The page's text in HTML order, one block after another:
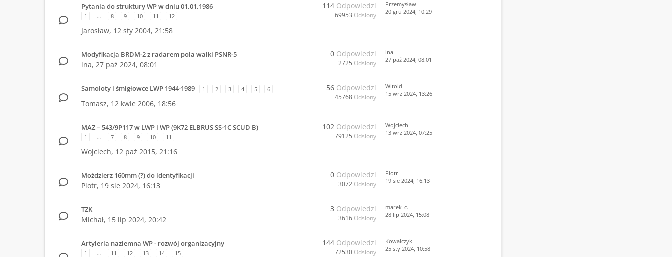
Pytania do struktury WP w dniu 01.01.1986
1 … 8 9 10 11 12
Jarosław, 12 sty 2004, 21:58
114 Odpowiedzi
69953 Odsłony
Przemysław
20 gru 2024, 10:29
Modyfikacja BRDM-2 z radarem pola walki PSNR-5
lna, 27 paź 2024, 08:01
0 Odpowiedzi
2725 Odsłony
lna
27 paź 2024, 08:01
Samoloty i śmigłowce LWP 1944-1989 1 2 3 4 5 6
Tomasz, 12 kwie 2006, 18:56
56 Odpowiedzi
45768 Odsłony
Witold
15 wrz 2024, 13:26
MAZ – 543/9P117 w LWP i WP (9K72 ELBRUS SS-1C SCUD B)
1 … 7 8 9 10 11
Wojciech, 12 paź 2015, 21:16
102 Odpowiedzi
79125 Odsłony
Wojciech
13 wrz 2024, 07:25
Moździerz 160mm (?) do identyfikacji
Piotr, 19 sie 2024, 16:13
0 Odpowiedzi
3072 Odsłony
Piotr
19 sie 2024, 16:13
TZK
Michał, 15 lip 2024, 20:42
3 Odpowiedzi
3616 Odsłony
marek_c.
28 lip 2024, 15:08
Artyleria naziemna WP - rozwój organizacyjny
1 … 11 12 13 14 15
144 Odpowiedzi
72530 Odsłony
Kowalczyk
25 sty 2024, 10:58